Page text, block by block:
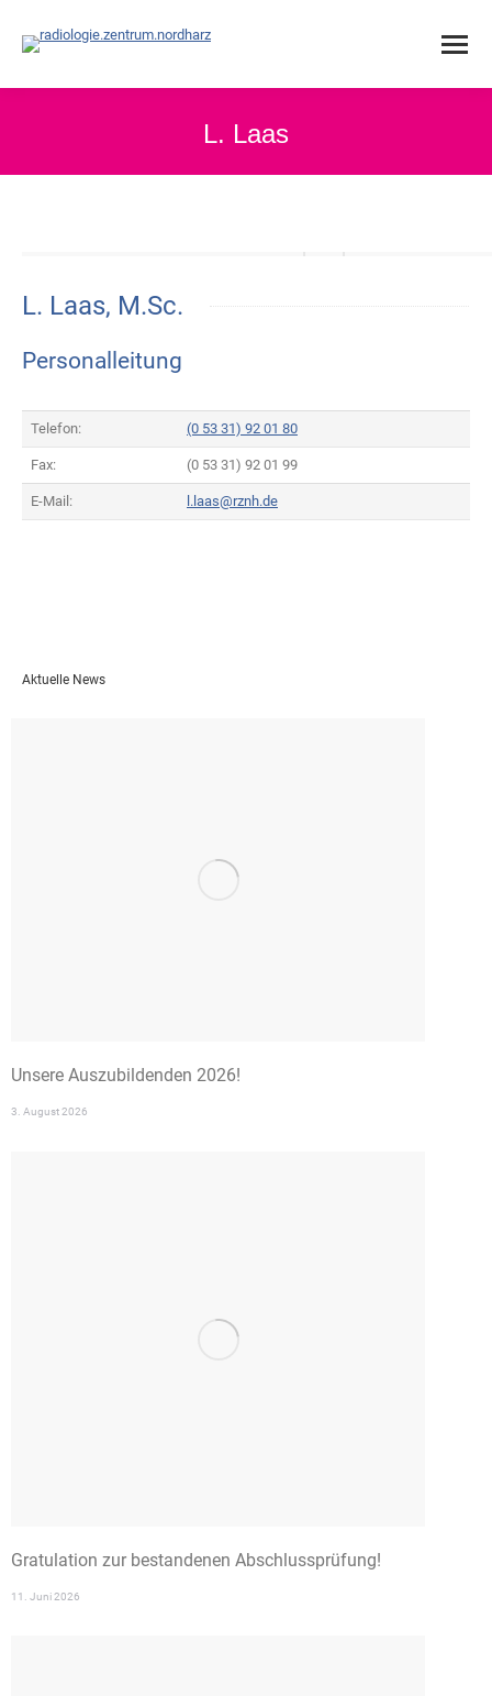
L. Laas
L. Laas, M.Sc.
Personalleitung
Telefon: (0 53 31) 92 01 80
Fax: (0 53 31) 92 01 99
E-Mail: l.laas@rznh.de
Aktuelle News
Unsere Auszubildenden 2026!
3. August 2026
Gratulation zur bestandenen Abschlussprüfung!
11. Juni 2026